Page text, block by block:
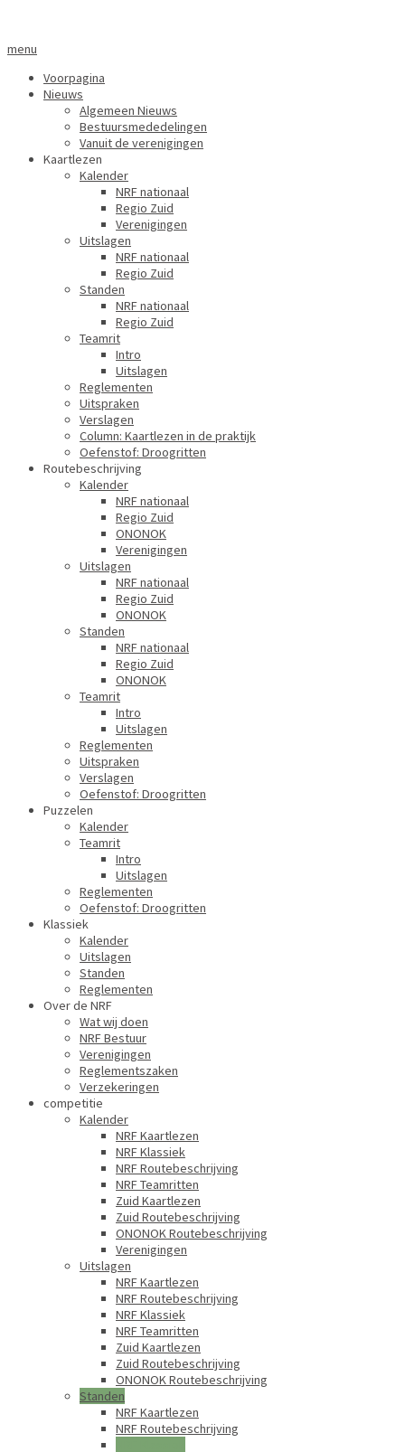
menu
Voorpagina
Nieuws
Algemeen Nieuws
Bestuursmededelingen
Vanuit de verenigingen
Kaartlezen
Kalender
NRF nationaal
Regio Zuid
Verenigingen
Uitslagen
NRF nationaal
Regio Zuid
Standen
NRF nationaal
Regio Zuid
Teamrit
Intro
Uitslagen
Reglementen
Uitspraken
Verslagen
Column: Kaartlezen in de praktijk
Oefenstof: Droogritten
Routebeschrijving
Kalender
NRF nationaal
Regio Zuid
ONONOK
Verenigingen
Uitslagen
NRF nationaal
Regio Zuid
ONONOK
Standen
NRF nationaal
Regio Zuid
ONONOK
Teamrit
Intro
Uitslagen
Reglementen
Uitspraken
Verslagen
Oefenstof: Droogritten
Puzzelen
Kalender
Teamrit
Intro
Uitslagen
Reglementen
Oefenstof: Droogritten
Klassiek
Kalender
Uitslagen
Standen
Reglementen
Over de NRF
Wat wij doen
NRF Bestuur
Verenigingen
Reglementszaken
Verzekeringen
competitie
Kalender
NRF Kaartlezen
NRF Klassiek
NRF Routebeschrijving
NRF Teamritten
Zuid Kaartlezen
Zuid Routebeschrijving
ONONOK Routebeschrijving
Verenigingen
Uitslagen
NRF Kaartlezen
NRF Routebeschrijving
NRF Klassiek
NRF Teamritten
Zuid Kaartlezen
Zuid Routebeschrijving
ONONOK Routebeschrijving
Standen
NRF Kaartlezen
NRF Routebeschrijving